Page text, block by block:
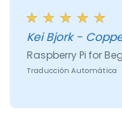
mientras que lo
registrar datos y
Kei Bjork
Raspberry Pi for
Traducción Automática